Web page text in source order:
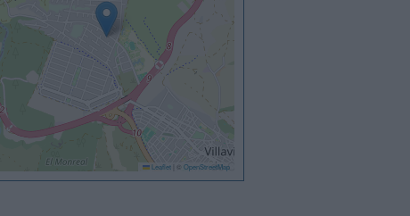
Leaflet © OpenStreetMap